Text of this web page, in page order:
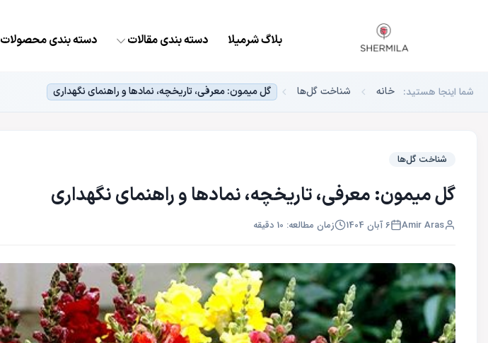
بلاگ شرمیلا دسته بندی مقالات دسته بندی محصولات
شما اینجا هستید: خانه شناخت گل‌ها گل میمون: معرفی، تاریخچه، نمادها و راهنمای نگهداری
شناخت گل‌ها
گل میمون: معرفی، تاریخچه، نمادها و راهنمای نگهداری
Amir Aras 6 آبان 1404 زمان مطالعه: 10 دقیقه